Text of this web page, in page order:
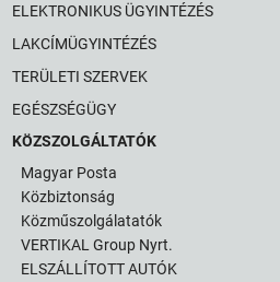
ELEKTRONIKUS ÜGYINTÉZÉS
LAKCÍMÜGYINTÉZÉS
TERÜLETI SZERVEK
EGÉSZSÉGÜGY
KÖZSZOLGÁLTATÓK
Magyar Posta
Közbiztonság
Közműszolgálatatók
VERTIKAL Group Nyrt.
ELSZÁLLÍTOTT AUTÓK